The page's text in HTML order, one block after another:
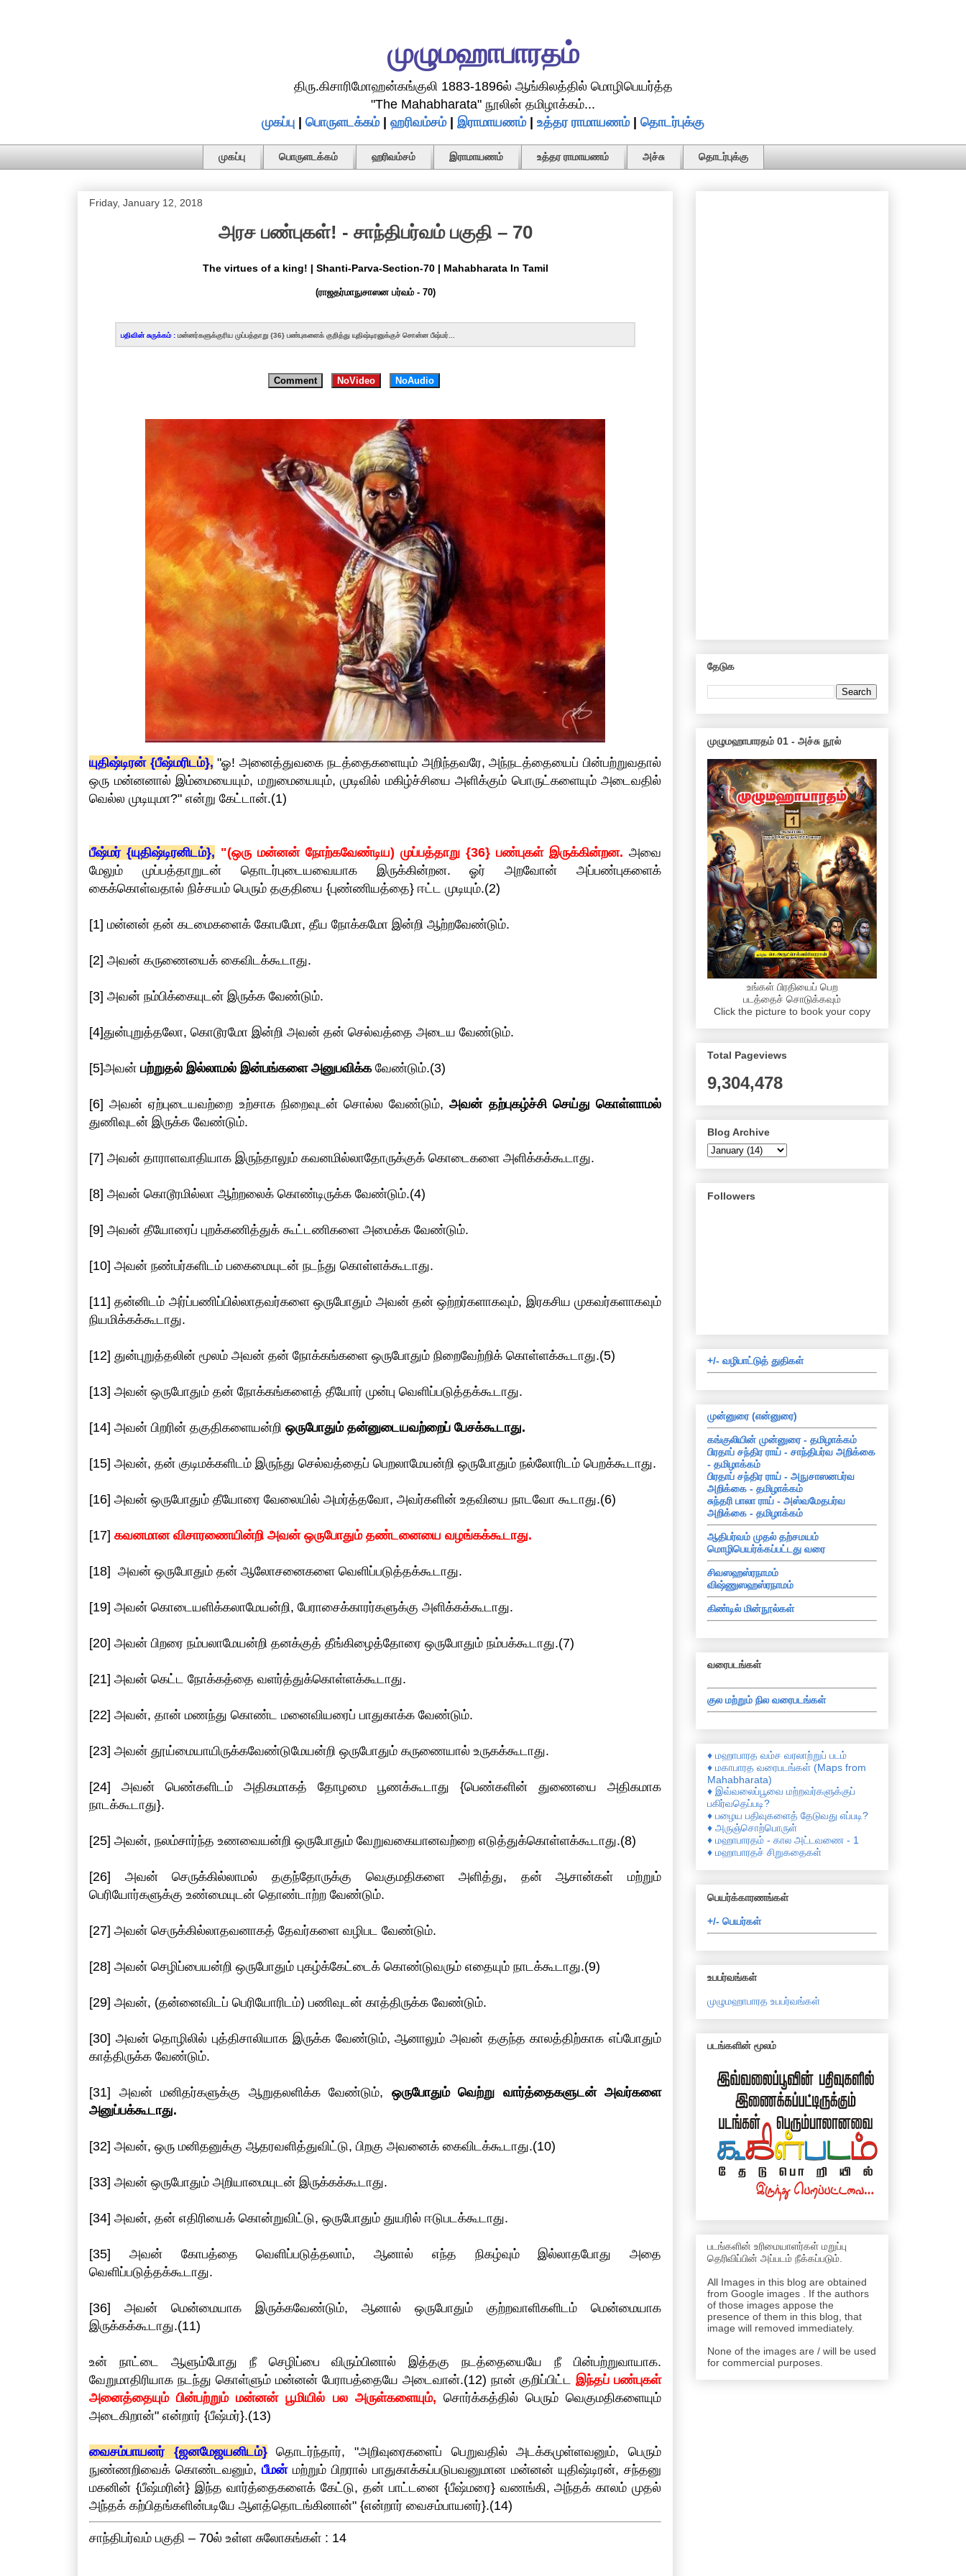
முழுமஹாபாரதம்
திரு.கிசாரிமோஹன்கங்குலி 1883-1896ல் ஆங்கிலத்தில் மொழிபெயர்த்த
"The Mahabharata" நூலின் தமிழாக்கம்...
முகப்பு
பொருளடக்கம்| ஹரிவம்சம்| இராமாயணம்| உத்தர ராமாயணம்| தொடர்புக்கு
முகப்பு பொருளடக்கம் ஹரிவம்சம் இராமாயணம் உத்தர ராமாயணம் அச்சு தொடர்புக்கு
Friday, January 12, 2018
அரச பண்புகள்! - சாந்திபர்வம் பகுதி – 70
The virtues of a king! | Shanti-Parva-Section-70 | Mahabharata In Tamil
(ராஜதர்மாநுசாஸன பர்வம் - 70)
பதிவின் சுருக்கம் : மன்னர்களுக்குரிய முப்பத்தாறு {36} பண்புகளைக் குறித்து யுதிஷ்டிரனுக்குச் சொன்ன பீஷ்மர்...
Comment NoVideo NoAudio
யுதிஷ்டிரன் {பீஷ்மரிடம்}, "ஓ! அனைத்துவகை நடத்தைகளையும் அறிந்தவரே, அந்நடத்தையைப் பின்பற்றுவதால்
ஒரு மன்னனால் இம்மையையும், மறுமையையும், முடிவில் மகிழ்ச்சியை அளிக்கும் பொருட்களையும் அடைவதில்
வெல்ல முடியுமா?" என்று கேட்டான்.(1)
பீஷ்மர் {யுதிஷ்டிரனிடம்}, "(ஒரு மன்னன் நோற்கவேண்டிய) முப்பத்தாறு {36} பண்புகள் இருக்கின்றன. அவை
மேலும் முப்பத்தாறுடன் தொடர்புடையவையாக இருக்கின்றன. ஓர் அறவோன் அப்பண்புகளைக்
கைக்கொள்வதால் நிச்சயம் பெரும் தகுதியை {புண்ணியத்தை} ஈட்ட முடியும்.(2)
[1] மன்னன் தன் கடமைகளைக் கோபமோ, தீய நோக்கமோ இன்றி ஆற்றவேண்டும்.
[2] அவன் கருணையைக் கைவிடக்கூடாது.
[3] அவன் நம்பிக்கையுடன் இருக்க வேண்டும்.
[4]துன்புறுத்தலோ, கொடூரமோ இன்றி அவன் தன் செல்வத்தை அடைய வேண்டும்.
[5]அவன் பற்றுதல் இல்லாமல் இன்பங்களை அனுபவிக்கவேண்டும்.(3)
[6] அவன் ஏற்புடையவற்றை உற்சாக நிறைவுடன் சொல்ல வேண்டும்,அவன் தற்புகழ்ச்சி செய்து கொள்ளாமல்
துணிவுடன் இருக்க வேண்டும்.
[7] அவன் தாராளவாதியாக இருந்தாலும் கவனமில்லாதோருக்குக் கொடைகளை அளிக்கக்கூடாது.
[8] அவன் கொடூரமில்லா ஆற்றலைக் கொண்டிருக்க வேண்டும்.(4)
[9] அவன் தீயோரைப் புறக்கணித்துக் கூட்டணிகளை அமைக்க வேண்டும்.
[10] அவன் நண்பர்களிடம் பகைமையுடன் நடந்து கொள்ளக்கூடாது.
[11] தன்னிடம் அர்ப்பணிப்பில்லாதவர்களை ஒருபோதும் அவன் தன் ஒற்றர்களாகவும், இரகசிய முகவர்களாகவும்
நியமிக்கக்கூடாது.
[12] துன்புறுத்தலின் மூலம் அவன் தன் நோக்கங்களை ஒருபோதும் நிறைவேற்றிக் கொள்ளக்கூடாது.(5)
[13] அவன் ஒருபோதும் தன் நோக்கங்களைத் தீயோர் முன்பு வெளிப்படுத்தக்கூடாது.
[14] அவன் பிறரின் தகுதிகளையன்றி ஒருபோதும் தன்னுடையவற்றைப் பேசக்கூடாது.
[15] அவன், தன் குடிமக்களிடம் இருந்து செல்வத்தைப் பெறலாமேயன்றி ஒருபோதும் நல்லோரிடம் பெறக்கூடாது.
[16] அவன் ஒருபோதும் தீயோரை வேலையில் அமர்த்தவோ, அவர்களின் உதவியை நாடவோ கூடாது.(6)
[17] கவனமான விசாரணையின்றி அவன் ஒருபோதும் தண்டனையை வழங்கக்கூடாது.
[18] அவன் ஒருபோதும் தன் ஆலோசனைகளை வெளிப்படுத்தக்கூடாது.
[19] அவன் கொடையளிக்கலாமேயன்றி, பேராசைக்காரர்களுக்கு அளிக்கக்கூடாது.
[20] அவன் பிறரை நம்பலாமேயன்றி தனக்குத் தீங்கிழைத்தோரை ஒருபோதும் நம்பக்கூடாது.(7)
[21] அவன் கெட்ட நோக்கத்தை வளர்த்துக்கொள்ளக்கூடாது.
[22] அவன், தான் மணந்து கொண்ட மனைவியரைப் பாதுகாக்க வேண்டும்.
[23] அவன் தூய்மையாயிருக்கவேண்டுமேயன்றி ஒருபோதும் கருணையால் உருகக்கூடாது.
[24] அவன் பெண்களிடம் அதிகமாகத் தோழமை பூணக்கூடாது {பெண்களின் துணையை அதிகமாக
நாடக்கூடாது}.
[25] அவன், நலம்சார்ந்த உணவையன்றி ஒருபோதும் வேறுவகையானவற்றை எடுத்துக்கொள்ளக்கூடாது.(8)
[26] அவன் செருக்கில்லாமல் தகுந்தோருக்கு வெகுமதிகளை அளித்து, தன் ஆசான்கள் மற்றும்
பெரியோர்களுக்கு உண்மையுடன் தொண்டாற்ற வேண்டும்.
[27] அவன் செருக்கில்லாதவனாகத் தேவர்களை வழிபட வேண்டும்.
[28] அவன் செழிப்பையன்றி ஒருபோதும் புகழ்க்கேட்டைக் கொண்டுவரும் எதையும் நாடக்கூடாது.(9)
[29] அவன், (தன்னைவிடப் பெரியோரிடம்) பணிவுடன் காத்திருக்க வேண்டும்.
[30] அவன் தொழிலில் புத்திசாலியாக இருக்க வேண்டும், ஆனாலும் அவன் தகுந்த காலத்திற்காக எப்போதும்
காத்திருக்க வேண்டும்.
[31] அவன் மனிதர்களுக்கு ஆறுதலளிக்க வேண்டும், ஒருபோதும் வெற்று வார்த்தைகளுடன் அவர்களை
அனுப்பக்கூடாது.
[32] அவன், ஒரு மனிதனுக்கு ஆதரவளித்துவிட்டு, பிறகு அவனைக் கைவிடக்கூடாது.(10)
[33] அவன் ஒருபோதும் அறியாமையுடன் இருக்கக்கூடாது.
[34] அவன், தன் எதிரியைக் கொன்றுவிட்டு, ஒருபோதும் துயரில் ஈடுபடக்கூடாது.
[35] அவன் கோபத்தை வெளிப்படுத்தலாம், ஆனால் எந்த நிகழ்வும் இல்லாதபோது அதை
வெளிப்படுத்தக்கூடாது.
[36] அவன் மென்மையாக இருக்கவேண்டும், ஆனால் ஒருபோதும் குற்றவாளிகளிடம் மென்மையாக
இருக்கக்கூடாது.(11)
உன் நாட்டை ஆளும்போது நீ செழிப்பை விரும்பினால் இத்தகு நடத்தையையே நீ பின்பற்றுவாயாக.
வேறுமாதிரியாக நடந்து கொள்ளும் மன்னன் பேராபத்தையே அடைவான்.(12) நான் குறிப்பிட்ட இந்தப் பண்புகள்
அனைத்தையும் பின்பற்றும் மன்னன் பூமியில் பல அருள்களையும், சொர்க்கத்தில் பெரும் வெகுமதிகளையும்
அடைகிறான்" என்றார் {பீஷ்மர்}.(13)
வைசம்பாயனர் {ஜனமேஜயனிடம்}தொடர்ந்தார், "அறிவுரைகளைப் பெறுவதில் அடக்கமுள்ளவனும், பெரும்
நுண்ணறிவைக் கொண்டவனும், பீமன்மற்றும் பிறரால் பாதுகாக்கப்படுபவனுமான மன்னன் யுதிஷ்டிரன், சந்தனு
மகனின் {பீஷ்மரின்} இந்த வார்த்தைகளைக் கேட்டு, தன் பாட்டனை {பீஷ்மரை} வணங்கி, அந்தக் காலம் முதல்
அந்தக் கற்பிதங்களின்படியே ஆளத்தொடங்கினான்" {என்றார் வைசம்பாயனர்}.(14)
சாந்திபர்வம் பகுதி – 70ல் உள்ள சுலோகங்கள் : 14
தேடுக
முழுமஹாபாரதம் 01 - அச்சு நூல்
உங்கள் பிரதியைப் பெற
படத்தைச் சொடுக்கவும்
Click the picture to book your copy
Total Pageviews
9,304,478
Blog Archive
Followers
+/- வழிபாட்டுத் துதிகள்
முன்னுரை (என்னுரை)
கங்குலியின் முன்னுரை - தமிழாக்கம்
பிரதாப் சந்திர ராய் - சாந்திபர்வ அறிக்கை
- தமிழாக்கம்
பிரதாப் சந்திர ராய் - அநுசாஸனபர்வ
அறிக்கை - தமிழாக்கம்
சுந்தரி பாலா ராய் - அஸ்வமேதபர்வ
அறிக்கை - தமிழாக்கம்
ஆதிபர்வம் முதல் தற்சமயம்
மொழிபெயர்க்கப்பட்டது வரை
சிவஸஹஸ்ரநாமம்
விஷ்ணுஸஹஸ்ரநாமம்
கிண்டில் மின்நூல்கள்
வரைபடங்கள்
குல மற்றும் நில வரைபடங்கள்
♦ மஹாபாரத வம்ச வரலாற்றுப் படம்
♦ மகாபாரத வரைபடங்கள் (Maps from
Mahabharata)
♦ இவ்வலைப்பூவை மற்றவர்களுக்குப்
பகிர்வதெப்படி?
♦ பழைய பதிவுகளைத் தேடுவது எப்படி?
♦ அருஞ்சொற்பொருள்
♦ மஹாபாரதம் - கால அட்டவணை - 1
♦ மஹாபாரதச் சிறுகதைகள்
பெயர்க்காரணங்கள்
+/- பெயர்கள்
உபபர்வங்கள்
முழுமஹாபாரத உபபர்வங்கள்
படங்களின் மூலம்
படங்களின் உரிமையாளர்கள் மறுப்பு
தெரிவிப்பின் அப்படம் நீக்கப்படும்.
All Images in this blog are obtained
from Google images . If the authors
of those images appose the
presence of them in this blog, that
image will removed immediately.
None of the images are / will be used
for commercial purposes.